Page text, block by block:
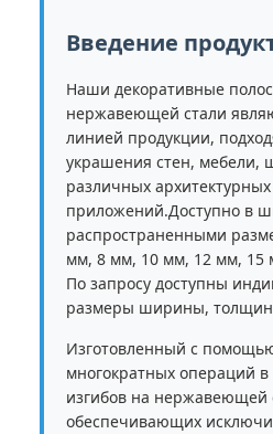
Введение
Наши декоративные
нержавеющей стали
линией продукции,
украшения стен, мебели,
различных архитектурных
приложений.Доступно в
распространенными
мм, 8 мм, 10 мм, 12 мм, 15
По запросу доступны
размеры ширины,
Изготовленный с
многократных операций в
изгибов на нержавеющей
обеспечивающих